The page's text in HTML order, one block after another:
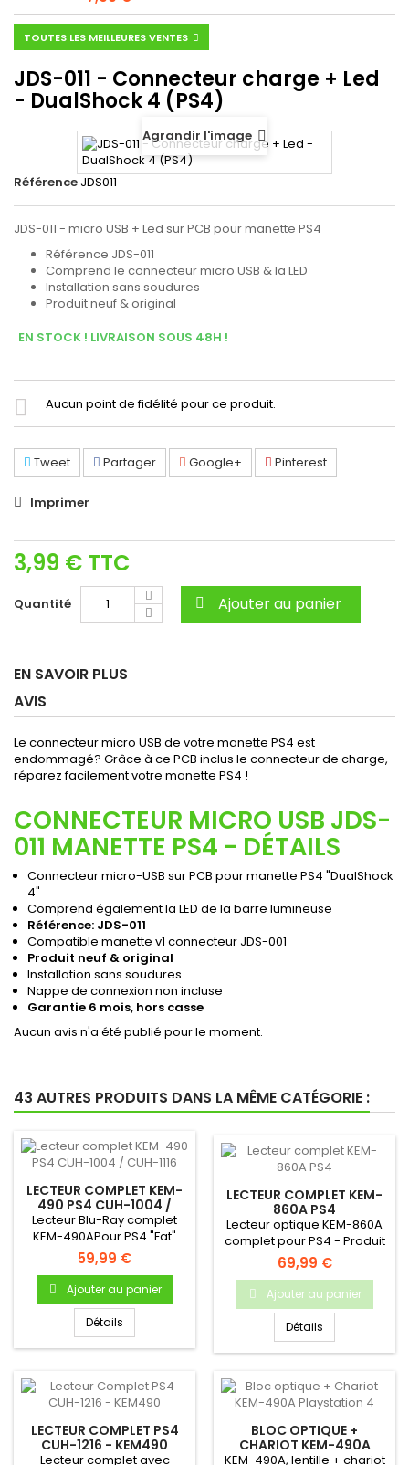
TOUTES LES MEILLEURES VENTES
JDS-011 - Connecteur charge + Led
- DualShock 4 (PS4)
Agrandir l'image
Référence JDS011
JDS-011 - micro USB + Led sur PCB pour manette PS4
Référence JDS-011
Comprend le connecteur micro USB & la LED
Installation sans soudures
Produit neuf & original
EN STOCK ! LIVRAISON SOUS 48H !
Aucun point de fidélité pour ce produit.
Tweet Partager Google+ Pinterest
Imprimer
3,99 € TTC
Quantité Ajouter au panier
EN SAVOIR PLUS
AVIS
Le connecteur micro USB de votre manette PS4 est
endommagé? Grâce à ce PCB inclus le connecteur de charge,
réparez facilement votre manette PS4 !
CONNECTEUR MICRO USB JDS-
011 MANETTE PS4 - DÉTAILS
Connecteur micro-USB sur PCB pour manette PS4 "DualShock
4"
Comprend également la LED de la barre lumineuse
Référence: JDS-011
Compatible manette v1 connecteur JDS-001
Produit neuf & original
Installation sans soudures
Nappe de connexion non incluse
Garantie 6 mois, hors casse
Aucun avis n'a été publié pour le moment.
43 AUTRES PRODUITS DANS LA MÊME CATÉGORIE :
LECTEUR COMPLET KEM-
490 PS4 CUH-1004 /
CUH-1116
Lecteur Blu-Ray complet
KEM-490APour PS4 "Fat"
première génération...
59,99 €
Ajouter au panier
Détails
LECTEUR COMPLET KEM-
860A PS4
Lecteur optique KEM-860A
complet pour PS4 - Produit
neuf & original
69,99 €
Ajouter au panier
Détails
LECTEUR COMPLET PS4
CUH-1216 - KEM490
Lecteur complet avec
BLOC OPTIQUE +
CHARIOT KEM-490A
PLAYSTATION 4
KEM-490A, lentille + chariot